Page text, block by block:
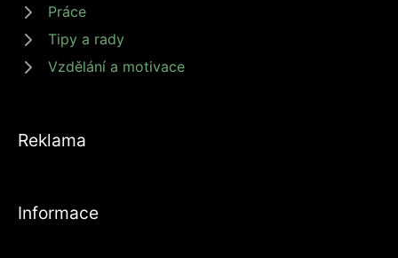
Práce
Tipy a rady
Vzdělání a motivace
Reklama
Informace